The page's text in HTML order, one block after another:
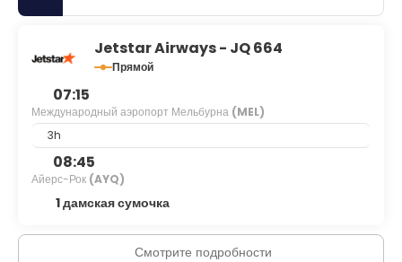
Jetstar Airways - JQ 664
Прямой
07:15
Международный аэропорт Мельбурна (MEL)
3h
08:45
Айерс-Рок (AYQ)
1 дамская сумочка
Смотрите подробности